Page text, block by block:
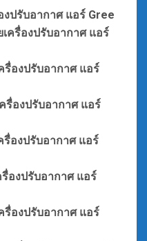
งปรับอากาศ แอร์ Gree
ครื่องปรับอากาศ แอร์
รื่องปรับอากาศ แอร์
ครื่องปรับอากาศ แอร์
รื่องปรับอากาศ แอร์
องปรับอากาศ แอร์
รื่องปรับอากาศ แอร์